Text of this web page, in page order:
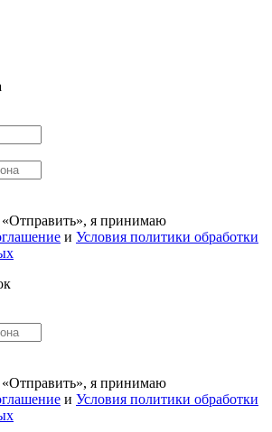
я принимаю
и Условия политики обработки
я принимаю
и Условия политики обработки